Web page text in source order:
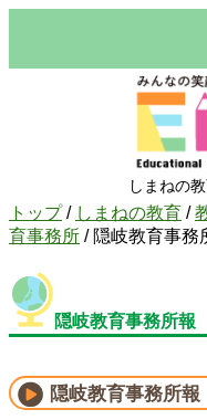
しまねの
現
在
位
置：
トップ/ しまねの教育 /
育事務所 / 隠岐教育事
隠岐教育事務所
隠岐教育事務所